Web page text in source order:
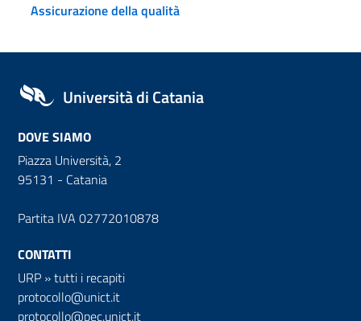
Assicurazione della qualità
Università di Catania
DOVE SIAMO
Piazza Università, 2
95131 - Catania
Partita IVA 02772010878
CONTATTI
URP »tutti i recapiti
protocollo@unict.it
protocollo@pec.unict.it